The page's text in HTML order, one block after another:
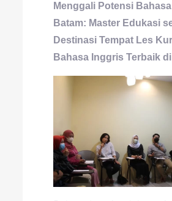
Menggali Potensi
Batam: Master Edukasi
Destinasi Tempat Les
Bahasa Inggris Terbaik